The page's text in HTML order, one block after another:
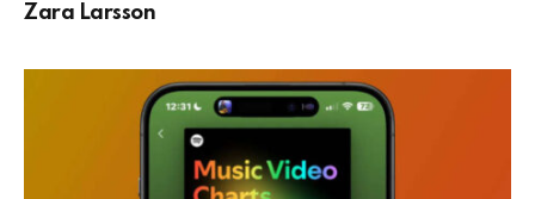
Zara Larsson